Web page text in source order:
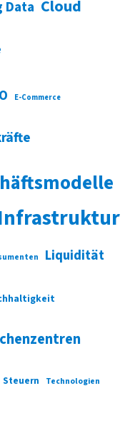
Data Cloud
E-Commerce
Liquidität
Steuern Technologien